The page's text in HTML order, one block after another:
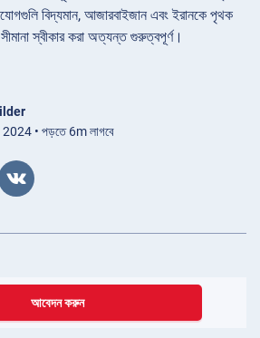
বিদ্যমান, আজারবাইজান এবং ইরানকে পৃথক
স্বীকার করা অত্যন্ত গুরুত্বপূর্ণ।
2024 • পড়তে 6m লাগবে
আবেদন করুন